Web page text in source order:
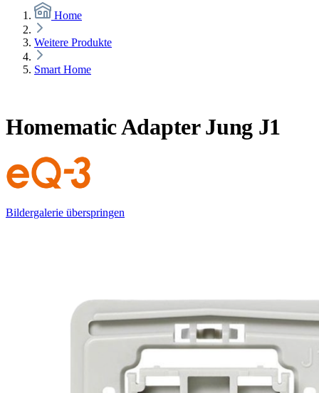
Home
Weitere Produkte
Smart Home
Homematic Adapter Jung J1
Bildergalerie überspringen